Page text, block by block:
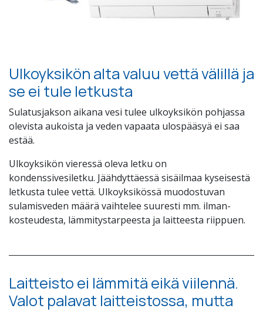
Ulkoyksikön alta valuu vettä välillä ja
se ei tule letkusta
Sulatusjakson aikana vesi tulee ulkoyksikön pohjassa
olevista aukoista ja veden vapaata ulospääsyä ei saa
estää.
Ulkoyksikön vieressä oleva letku on
kondenssivesiletku. Jäähdyttäessä sisäilmaa kyseisestä
letkusta tulee vettä. Ulkoyksikössä muodostuvan
sulamisveden määrä vaihtelee suuresti mm. ilman-
kosteudesta, lämmitystarpeesta ja laitteesta riippuen.
Laitteisto ei lämmitä eikä viilennä.
Valot palavat laitteistossa, mutta